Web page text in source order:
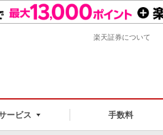
ービス 手数料
楽天証券について